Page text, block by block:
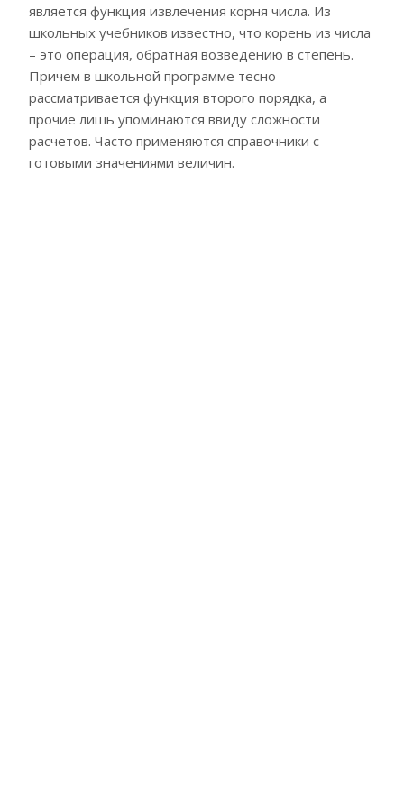
является функция извлечения корня числа. Из
школьных учебников известно, что корень из числа
– это операция, обратная возведению в степень.
Причем в школьной программе тесно
рассматривается функция второго порядка, а
прочие лишь упоминаются ввиду сложности
расчетов. Часто применяются справочники с
готовыми значениями величин.